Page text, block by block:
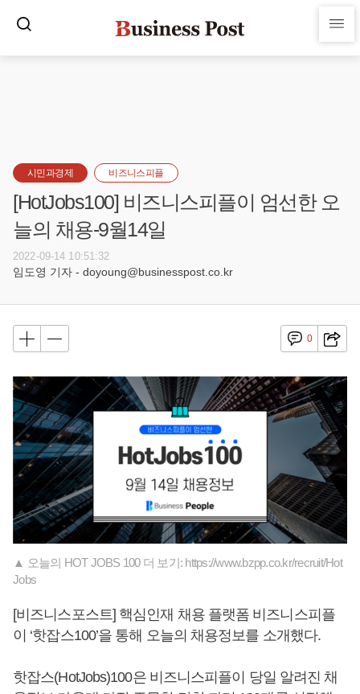
시민과경제 비즈니스피플
[HotJobs100] 비즈니스피플이 엄선한 오
늘의 채용-9월14일
2022-09-14 10:51:32
임도영 기자 - doyoung@businesspost.co.kr
0
▲ 오늘의 HOT JOBS 100 더 보기: https://www.bzpp.co.kr/recruit/Hot
Jobs
[비즈니스포스트] 핵심인재 채용 플랫폼 비즈니스피플
이 ‘핫잡스100’을 통해 오늘의 채용정보를 소개했다.
핫잡스(HotJobs)100은 비즈니스피플이 당일 알려진 채